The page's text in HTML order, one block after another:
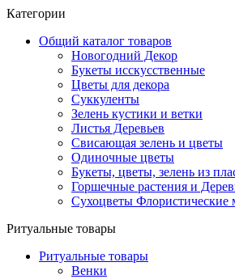
Категории
Общий каталог товаров
Новогодний Декор
Букеты исскусственные
Цветы для декора
Суккуленты
Зелень кустики и ветки
Листья Деревьев
Свисающая зелень и цветы
Одиночные цветы
Букеты, цветы, зелень из
Горшечные растения и
Сухоцветы Флористические
Ритуальные товары
Ритуальные товары
Венки